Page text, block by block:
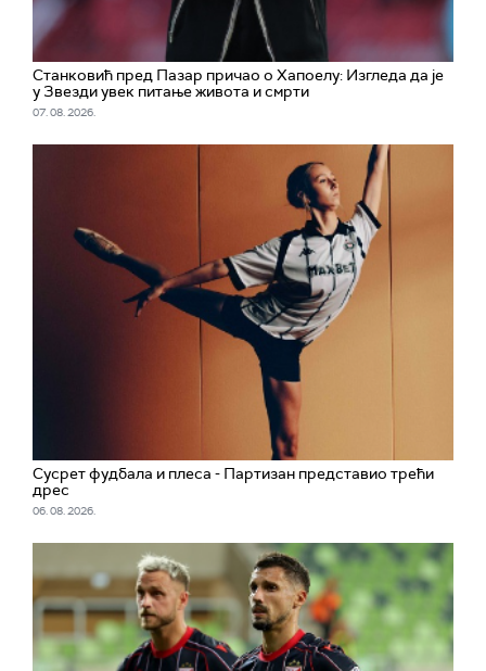
Станковић пред Пазар причао о Хапоелу: Изгледа да је
у Звезди увек питање живота и смрти
07. 08. 2026.
Сусрет фудбала и плеса - Партизан представио трећи
дрес
06. 08. 2026.